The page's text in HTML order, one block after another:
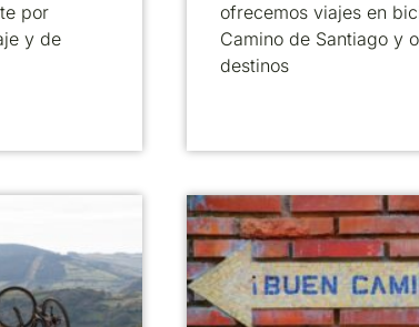
por
y de
ofrecemos viajes en
Camino de Santiago y
destinos